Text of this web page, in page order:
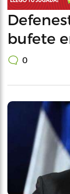
bufete
0